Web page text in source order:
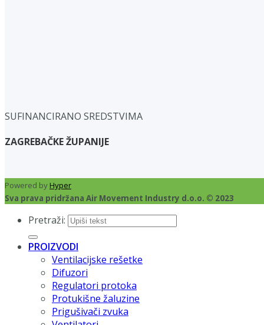
SUFINANCIRANO SREDSTVIMA
ZAGREBAČKE ŽUPANIJE
Powered byHyper
Sva prava pridržana Air Movement Industry d.o.o. © 2023
Pretraži:
PROIZVODI
Ventilacijske rešetke
Difuzori
Regulatori protoka
Protukišne žaluzine
Prigušivači zvuka